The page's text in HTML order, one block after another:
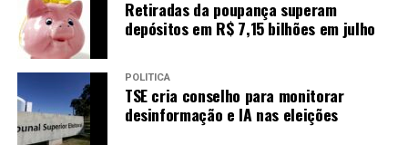
Retiradas da poupança superam
depósitos em R$ 7,15 bilhões em julho
POLÍTICA
TSE cria conselho para monitorar
desinformação e IA nas eleições